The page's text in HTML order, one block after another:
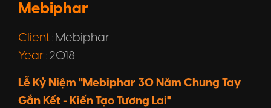
Mebiphar
Client : Mebiphar
Year : 2018
Lễ Kỷ Niệm "Mebiphar 30 Năm Chung Tay
Gắn Kết - Kiến Tạo Tương Lai"